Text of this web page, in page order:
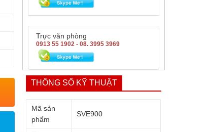
Trực văn phòng
0913 55 1902 - 08. 3995 3969
THÔNG SỐ KỸ THUẬT
Mã sản
phẩm
SVE900